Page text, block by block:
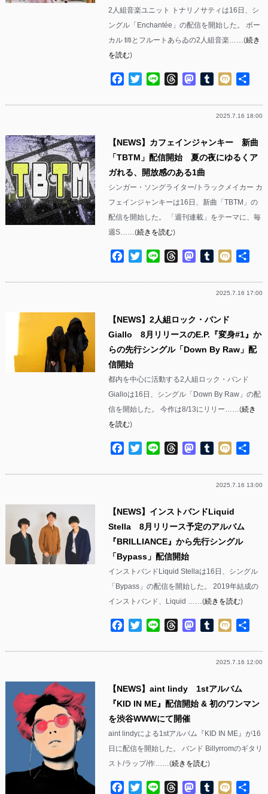
2人組音楽ユニット トナリノサティは16日、シ
ングル「Enchantée」の配信を開始した。 ボー
カル titiとフルートあらゐの2人組音楽……(続き
を読む)
Facebook
TwitterLine ThreadsMastodon
Tumblr
Mixi
2025.7.16 18:00
【NEWS】カフェインジャンキー 新曲
「TBTM」配信開始 夏の夜にゆるくア
ガれる、開放感のある1曲
シンガー・ソングライター/トラックメイカー カ
フェインジャンキーは16日、新曲「TBTM」の
配信を開始した。 「週刊連載」をテーマに、毎
週S……(続きを読む)
Facebook
TwitterLine ThreadsMastodon
Tumblr
Mixi
2025.7.16 17:00
【NEWS】2人組ロック・バンド
Giallo 8月リリースのE.P.『変身#1』か
らの先行シングル「Down By Raw」配
信開始
都内を中心に活動する2人組ロック・バンド
Gialloは16日、シングル「Down By Raw」の配
信を開始した。 今作は8/13にリリー……(続き
を読む)
Facebook
TwitterLine ThreadsMastodon
Tumblr
Mixi
2025.7.16 13:00
【NEWS】インストバンドLiquid
Stella 8月リリース予定のアルバム
『BRILLIANCE』から先行シングル
「Bypass」配信開始
インストバンドLiquid Stellaは16日、シングル
「Bypass」の配信を開始した。 2019年結成の
インストバンド、Liquid ……(続きを読む)
Facebook
TwitterLine ThreadsMastodon
Tumblr
Mixi
2025.7.16 12:00
【NEWS】aint lindy 1stアルバム
『KID IN ME』配信開始 & 初のワンマン
を渋谷WWWにて開催
aint lindyによる1stアルバム『KID IN ME』が16
日に配信を開始した。 バンド Billyrromのギタリ
スト/ラップ/作……(続きを読む)
Facebook
TwitterLine ThreadsMastodon
Tumblr
Mixi